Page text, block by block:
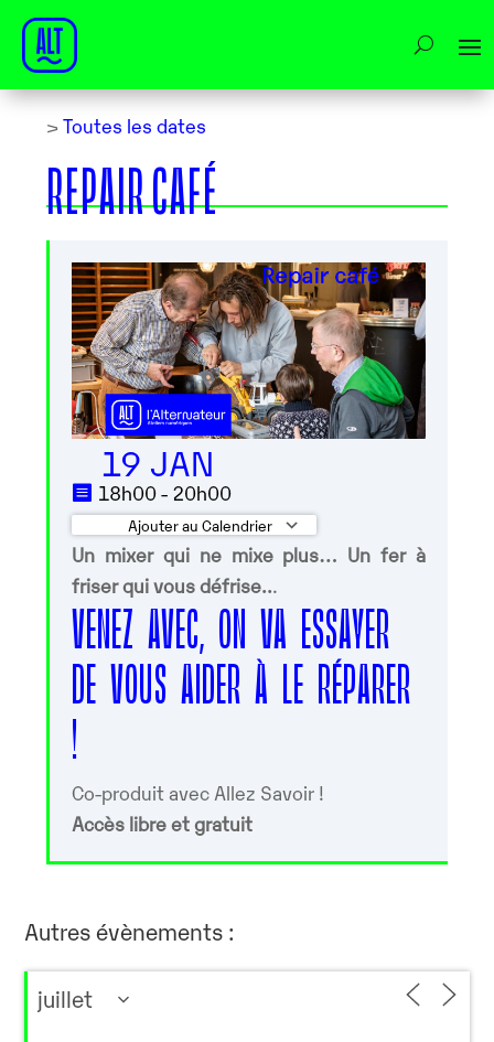
> Toutes les dates
REPAIR CAFÉ
19 JAN
18h00 - 20h00
Ajouter au Calendrier
Télécharger ICS Calendrier Google
Un mixer qui ne mixe plus… Un fer à
friser qui vous défrise...
VENEZ AVEC, ON VA ESSAYER
DE VOUS AIDER À LE RÉPARER
!
Co-produit avec Allez Savoir !
Accès libre et gratuit
Autres évènements :